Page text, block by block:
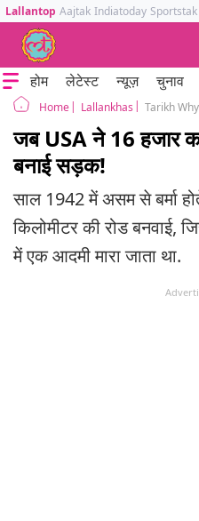
Lallantop Aajtak Indiatoday Sportstak
होम लेटेस्ट न्यूज़ चुनाव
Home Lallankhas
जब USA ने 16 हजार
बनाई सड़क!
साल 1942 में असम से बर्मा
किलोमीटर की रोड बनवाई,
में एक आदमी मारा जाता था.